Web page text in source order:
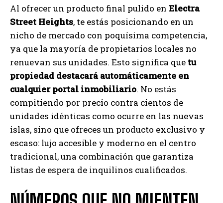
Al ofrecer un producto final pulido en Electra
Street Heights, te estás posicionando en un
nicho de mercado con poquísima competencia,
ya que la mayoría de propietarios locales no
renuevan sus unidades. Esto significa que tu
propiedad destacará automáticamente en
cualquier portal inmobiliario. No estás
compitiendo por precio contra cientos de
unidades idénticas como ocurre en las nuevas
islas, sino que ofreces un producto exclusivo y
escaso: lujo accesible y moderno en el centro
tradicional, una combinación que garantiza
listas de espera de inquilinos cualificados.